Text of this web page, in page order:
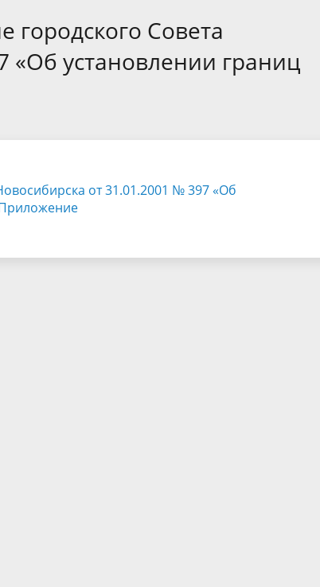
Контакты
созывов
Порядок обжалования нормативных
о
выделяемых бюджетных средств
Совета
«Об установлении границ
от 31.01.2001 № 397 «Об